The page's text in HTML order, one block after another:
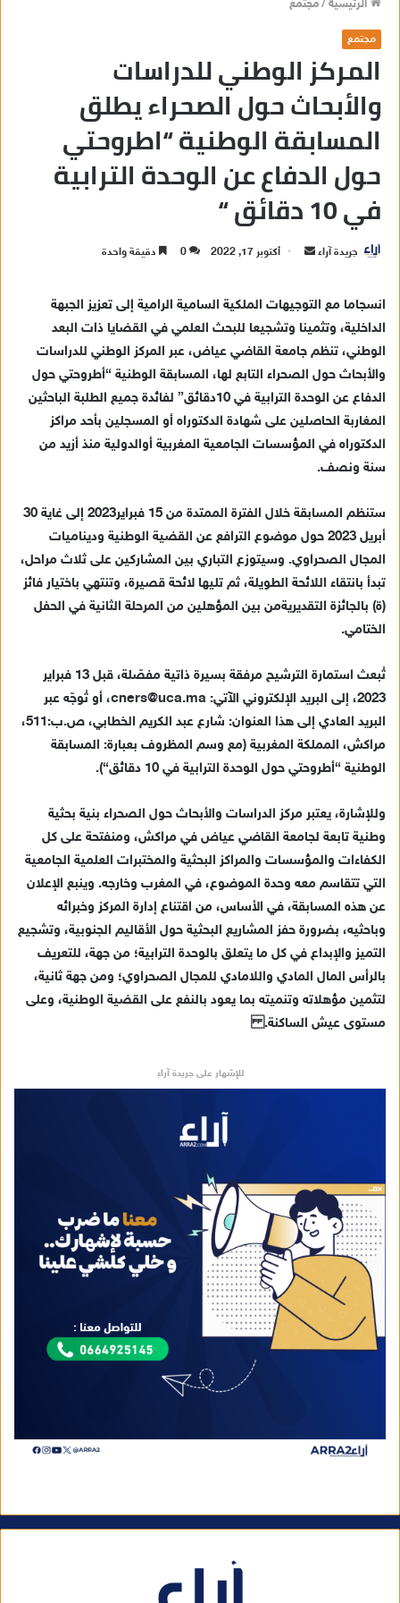
الرئيسية/مجتمع
مجتمع
المركز الوطني للدراسات
والأبحاث حول الصحراء يطلق
المسابقة الوطنية “اطروحتي
حول الدفاع عن الوحدة الترابية
في 10 دقائق “
جريدة آراء
ر
ي
د
ا
إ
ت
أكتوبر 17, 2022 0 دقيقة واحدة
انسجاما مع التوجيهات الملكية السامية الرامية إلى تعزيز الجبهة
الداخلية، وتثمينا وتشجيعا للبحث العلمي في القضايا ذات البعد
الوطني، تنظم جامعة القاضي عياض، عبر المركز الوطني للدراسات
والأبحاث حول الصحراء التابع لها، المسابقة الوطنية “أطروحتي حول
الدفاع عن الوحدة الترابية في 10دقائق” لفائدة جميع الطلبة الباحثين
المغاربة الحاصلين على شهادة الدكتوراه أو المسجلين بأحد مراكز
الدكتوراه في المؤسسات الجامعية المغربية أوالدولية منذ أزيد من
سنة ونصف.
ستنظم المسابقة خلال الفترة الممتدة من 15 فبراير2023 إلى غاية
أبريل 2023 حول موضوع الترافع عن القضية الوطنية وديناميات
المجال الصحراوي. وسيتوزع التباري بين المشاركين على ثلاث مراحل،
تبدأ بانتقاء اللائحة الطويلة، ثم تليها لائحة قصيرة، وتنتهي باختيار فائز
(ة) بالجائزة التقديريةمن بين المؤهلين من المرحلة الثانية في الحفل
الختامي.
تُبعث استمارة الترشيح مرفقة بسيرة ذاتية مفصّلة، قبل 13 فبراير
2023، إلى البريد الإلكتروني الآتي: cners@uca.ma ، أو تُوجّه عبر
البريد العادي إلى هذا العنوان: شارع عبد الكريم الخطابي، ص.ب:511،
مراكش، المملكة المغربية (مع وسم المظروف بعبارة: المسابقة
الوطنية “أطروحتي حول الوحدة الترابية في 10 دقائق“
)
.
وللإشارة، يعتبر مركز الدراسات والأبحاث حول الصحراء بنية بحثية
وطنية تابعة لجامعة القاضي عياض في مراكش، ومنفتحة على كل
الكفاءات والمؤسسات والمراكز البحثية والمختبرات العلمية الجامعية
التي تتقاسم معه وحدة الموضوع، في المغرب وخارجه. وينبع الإعلان
عن هذه المسابقة، في الأساس، من اقتناع إدارة المركز وخبرائه
وباحثيه، بضرورة حفز المشاريع البحثية حول الأقاليم الجنوبية، وتشجيع
التميز والإبداع في كل ما يتعلق بالوحدة الترابية؛ من جهة، للتعريف
بالرأس المال المادي واللامادي للمجال الصحراوي؛ ومن جهة ثانية،
لتثمين مؤهلاته وتنميته بما يعود بالنفع على القضية الوطنية، وعلى
مستوى عيش الساكنة.
للإشهار على جريدة آراء